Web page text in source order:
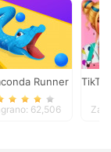
Runner
62,506